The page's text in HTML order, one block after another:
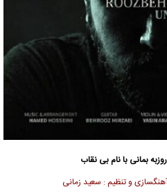
روزبه بمانی با نام بی نقاب
و تنظیم : سعید زمانی